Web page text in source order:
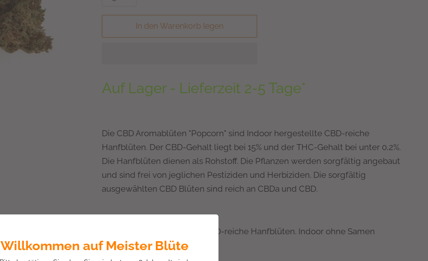
In den Warenkorb legen
Auf Lager - Lieferzeit 2-5 Tage*
Die CBD Aromablüten "Popcorn" sind Indoor hergestellte CBD-reiche
Hanfblüten. Der CBD-Gehalt liegt bei 15% und der THC-Gehalt bei unter 0,2%.
Die Hanfblüten dienen als Rohstoff. Die Pflanzen werden sorgfältig angebaut
und sind frei von jeglichen Pestiziden und Herbiziden. Die sorgfältig
ausgewählten CBD Blüten sind reich an CBDa und CBD.
Inhaltsstoffe: Getrocknete CBD-reiche Hanfblüten. Indoor ohne Samen
Willkommen auf Meister Blüte